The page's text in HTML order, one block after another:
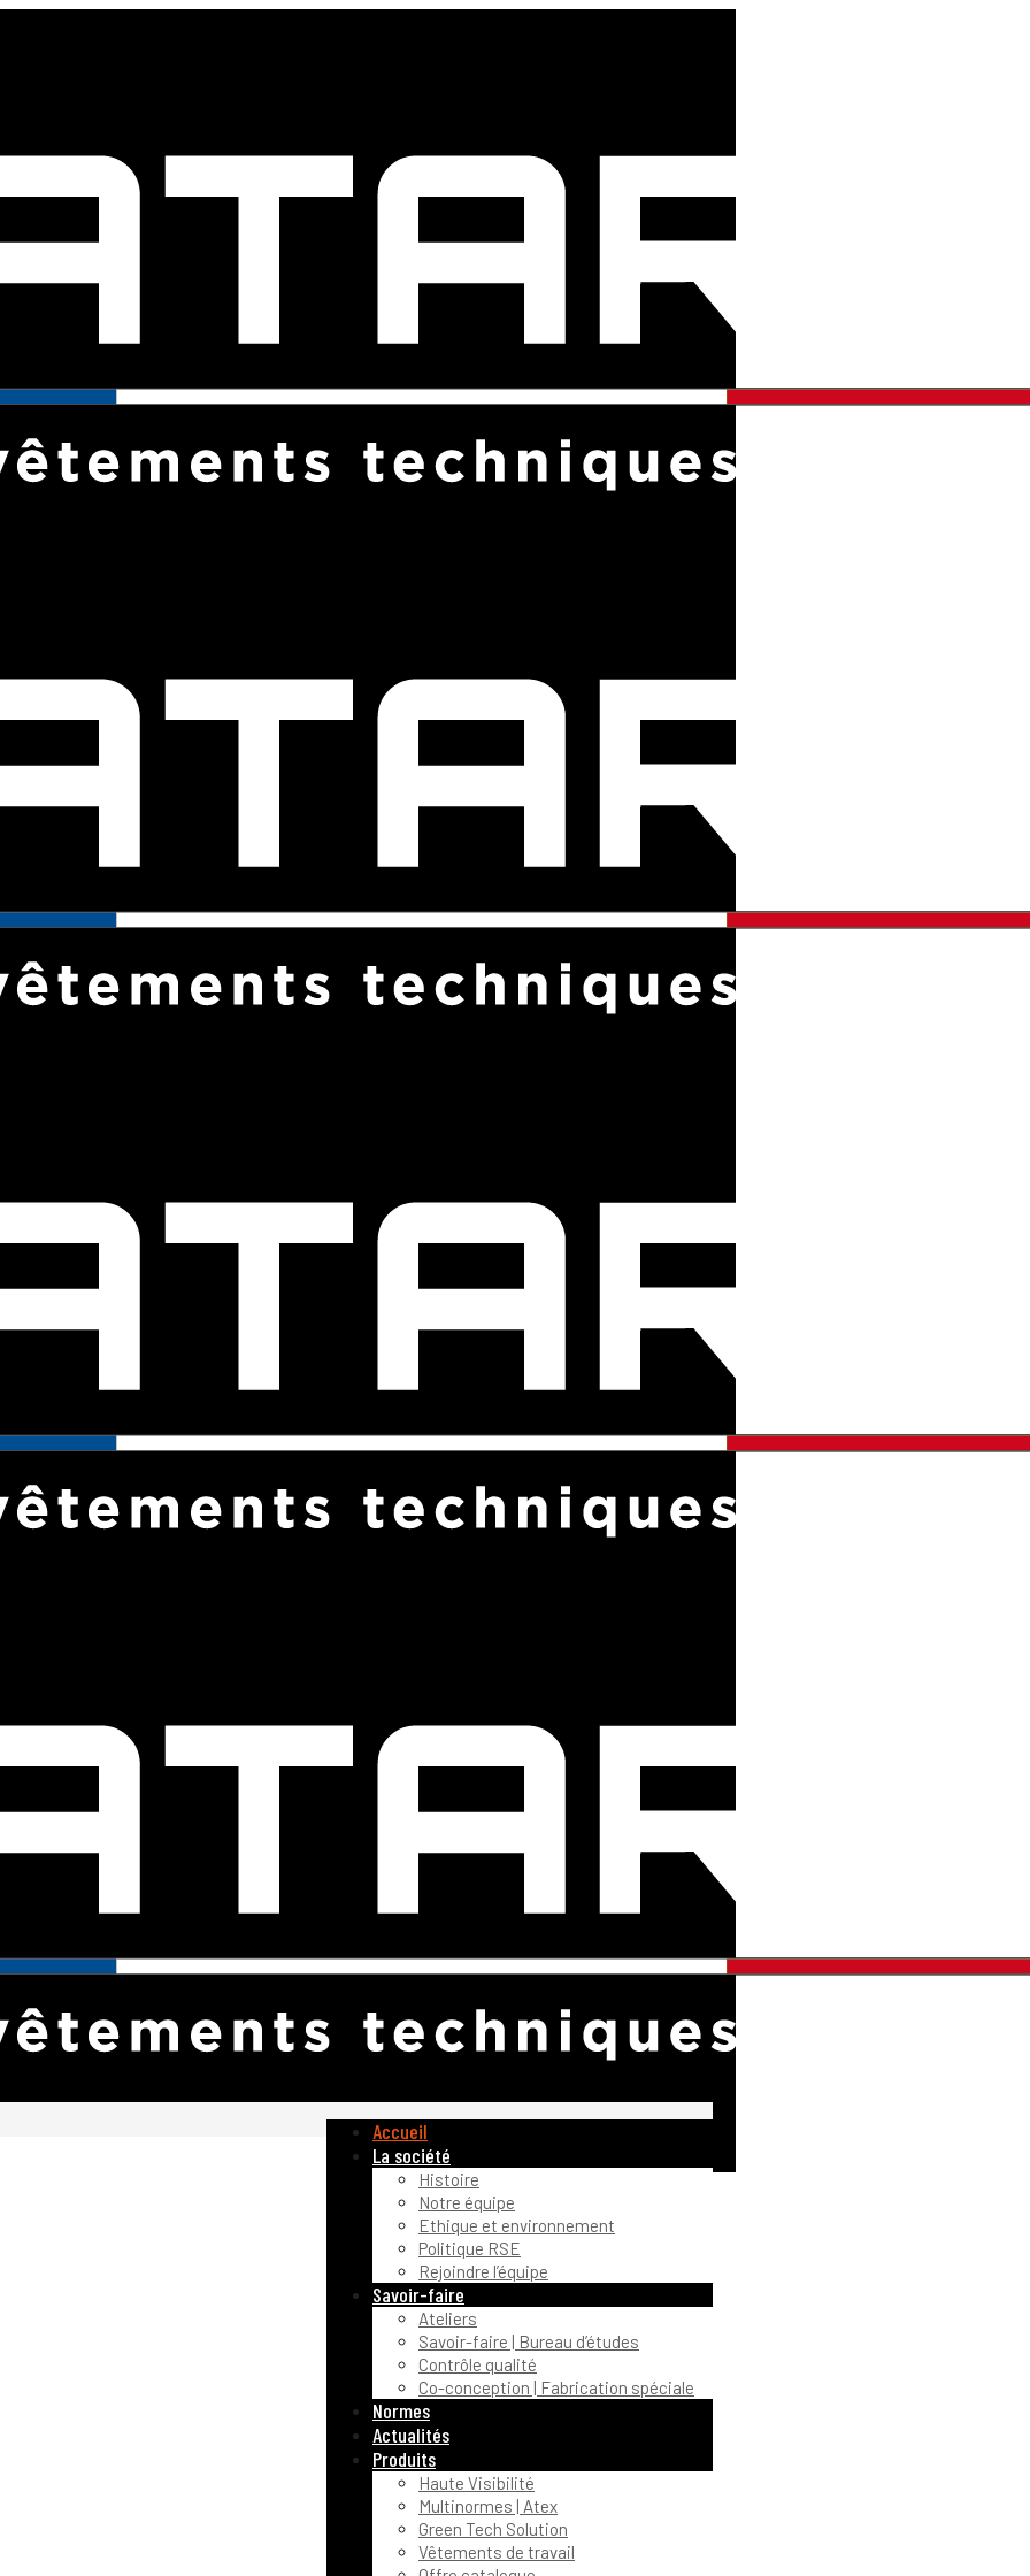
Accueil
La société
Histoire
Notre équipe
Ethique et environnement
Politique RSE
Rejoindre l’équipe
Savoir-faire
Ateliers
Savoir-faire | Bureau d’études
Contrôle qualité
Co-conception | Fabrication spéciale
Normes
Actualités
Produits
Haute Visibilité
Multinormes | Atex
Green Tech Solution
Vêtements de travail